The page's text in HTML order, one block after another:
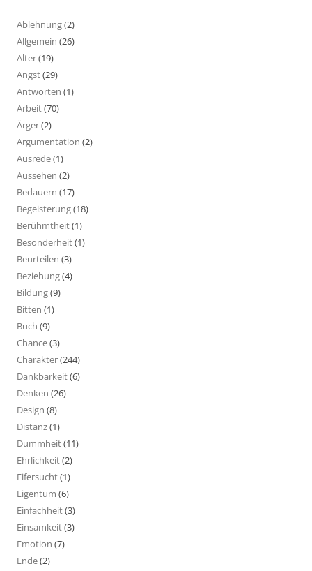
Ablehnung(2)
Allgemein (26)
Alter(19)
Angst(29)
Antworten (1)
Arbeit(70)
Ärger(2)
Argumentation (2)
Ausrede(1)
Aussehen (2)
Bedauern (17)
Begeisterung(18)
Berühmtheit(1)
Besonderheit(1)
Beurteilen (3)
Beziehung(4)
Bildung(9)
Bitten (1)
Buch (9)
Chance(3)
Charakter(244)
Dankbarkeit(6)
Denken (26)
Design (8)
Distanz(1)
Dummheit(11)
Ehrlichkeit(2)
Eifersucht(1)
Eigentum (6)
Einfachheit(3)
Einsamkeit(3)
Emotion (7)
Ende(2)